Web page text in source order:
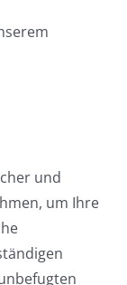
und
um Ihre